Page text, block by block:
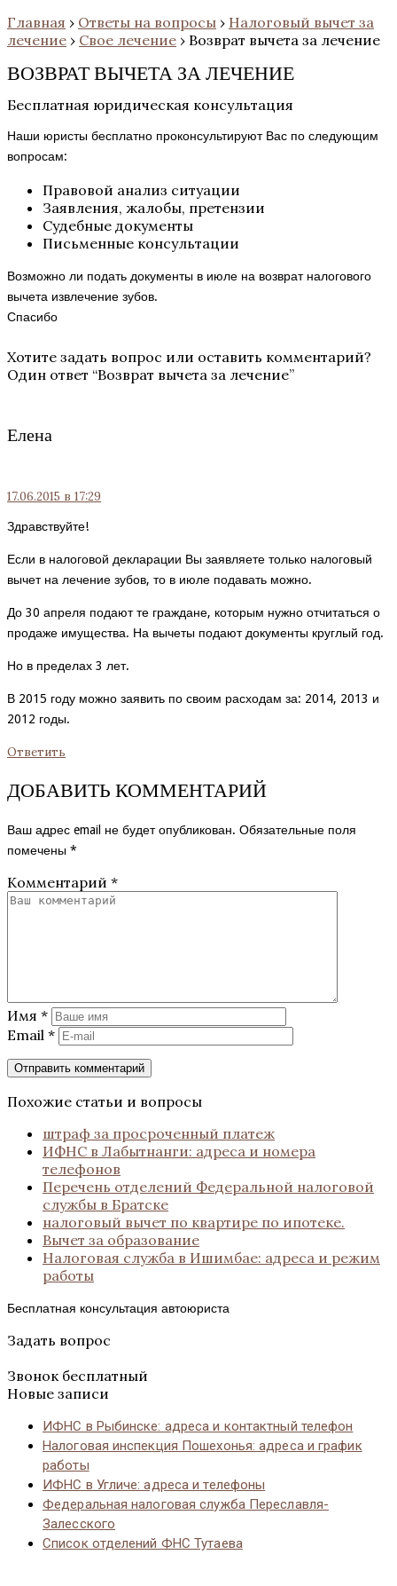
Главная › Ответы на вопросы › Налоговый вычет за
лечение › Свое лечение › Возврат вычета за лечение
ВОЗВРАТ ВЫЧЕТА ЗА ЛЕЧЕНИЕ
Бесплатная юридическая консультация
Наши юристы бесплатно проконсультируют Вас по следующим
вопросам:
Правовой анализ ситуации
Заявления, жалобы, претензии
Судебные документы
Письменные консультации
Возможно ли подать документы в июле на возврат налогового
вычета извлечение зубов.
Спасибо
Хотите задать вопрос или оставить комментарий?
Один ответ “Возврат вычета за лечение”
Елена
17.06.2015 в 17:29
Здравствуйте!
Если в налоговой декларации Вы заявляете только налоговый
вычет на лечение зубов, то в июле подавать можно.
До 30 апреля подают те граждане, которым нужно отчитаться о
продаже имущества. На вычеты подают документы круглый год.
Но в пределах 3 лет.
В 2015 году можно заявить по своим расходам за: 2014, 2013 и
2012 годы.
Ответить
ДОБАВИТЬ КОММЕНТАРИЙ
Ваш адрес email не будет опубликован. Обязательные поля
помечены *
Комментарий *
Имя *
Email *
Похожие статьи и вопросы
штраф за просроченный платеж
ИФНС в Лабытнанги: адреса и номера
телефонов
Перечень отделений Федеральной налоговой
службы в Братске
налоговый вычет по квартире по ипотеке.
Вычет за образование
Налоговая служба в Ишимбае: адреса и режим
работы
Бесплатная консультация автоюриста
Задать вопрос
Звонок бесплатный
Новые записи
ИФНС в Рыбинске: адреса и контактный телефон
Налоговая инспекция Пошехонья: адреса и график
работы
ИФНС в Угличе: адреса и телефоны
Федеральная налоговая служба Переславля-
Залесского
Список отделений ФНС Тутаева